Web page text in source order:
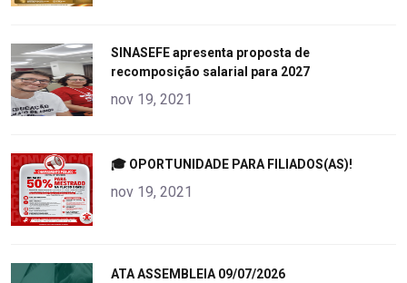
alt="product">
SINASEFE apresenta proposta de
recomposição salarial para 2027
nov 19, 2021
alt="product">
🎓 OPORTUNIDADE PARA FILIADOS(AS)!
nov 19, 2021
ATA ASSEMBLEIA 09/07/2026